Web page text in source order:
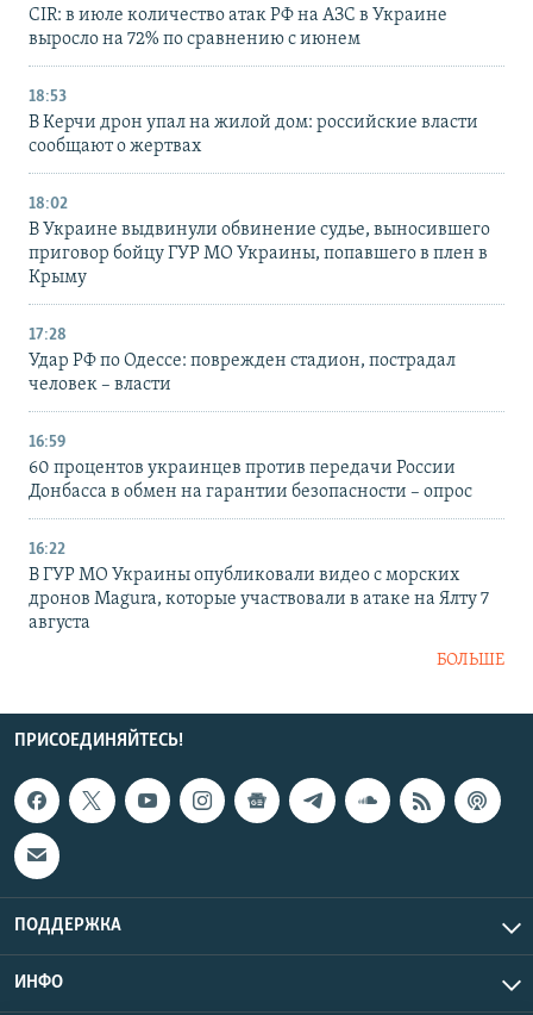
CIR: в июле количество атак РФ на АЗС в Украине
выросло на 72% по сравнению с июнем
18:53
В Керчи дрон упал на жилой дом: российские власти
сообщают о жертвах
18:02
В Украине выдвинули обвинение судье, выносившего
приговор бойцу ГУР МО Украины, попавшего в плен в
Крыму
17:28
Удар РФ по Одессе: поврежден стадион, пострадал
человек – власти
16:59
60 процентов украинцев против передачи России
Донбасса в обмен на гарантии безопасности – опрос
16:22
В ГУР МО Украины опубликовали видео с морских
дронов Magura, которые участвовали в атаке на Ялту 7
августа
БОЛЬШЕ
ПРИСОЕДИНЯЙТЕСЬ!
ПОДДЕРЖКА
ИНФО